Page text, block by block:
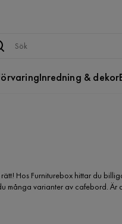
Inredning & dekor
Hos Furniturebox hittar du
många varianter av cafebord. Är
Ett cafebord i plast?